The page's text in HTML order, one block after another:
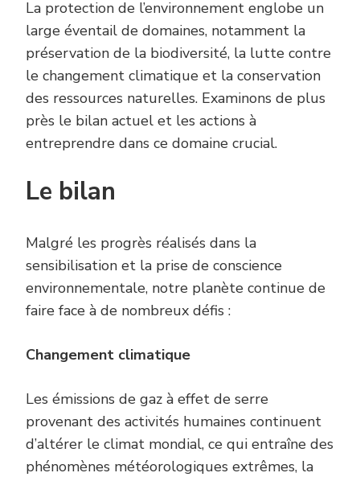
La protection de l’environnement englobe un
large éventail de domaines, notamment la
préservation de la biodiversité, la lutte contre
le changement climatique et la conservation
des ressources naturelles. Examinons de plus
près le bilan actuel et les actions à
entreprendre dans ce domaine crucial.
Le bilan
Malgré les progrès réalisés dans la
sensibilisation et la prise de conscience
environnementale, notre planète continue de
faire face à de nombreux défis :
Changement climatique
Les émissions de gaz à effet de serre
provenant des activités humaines continuent
d’altérer le climat mondial, ce qui entraîne des
phénomènes météorologiques extrêmes, la